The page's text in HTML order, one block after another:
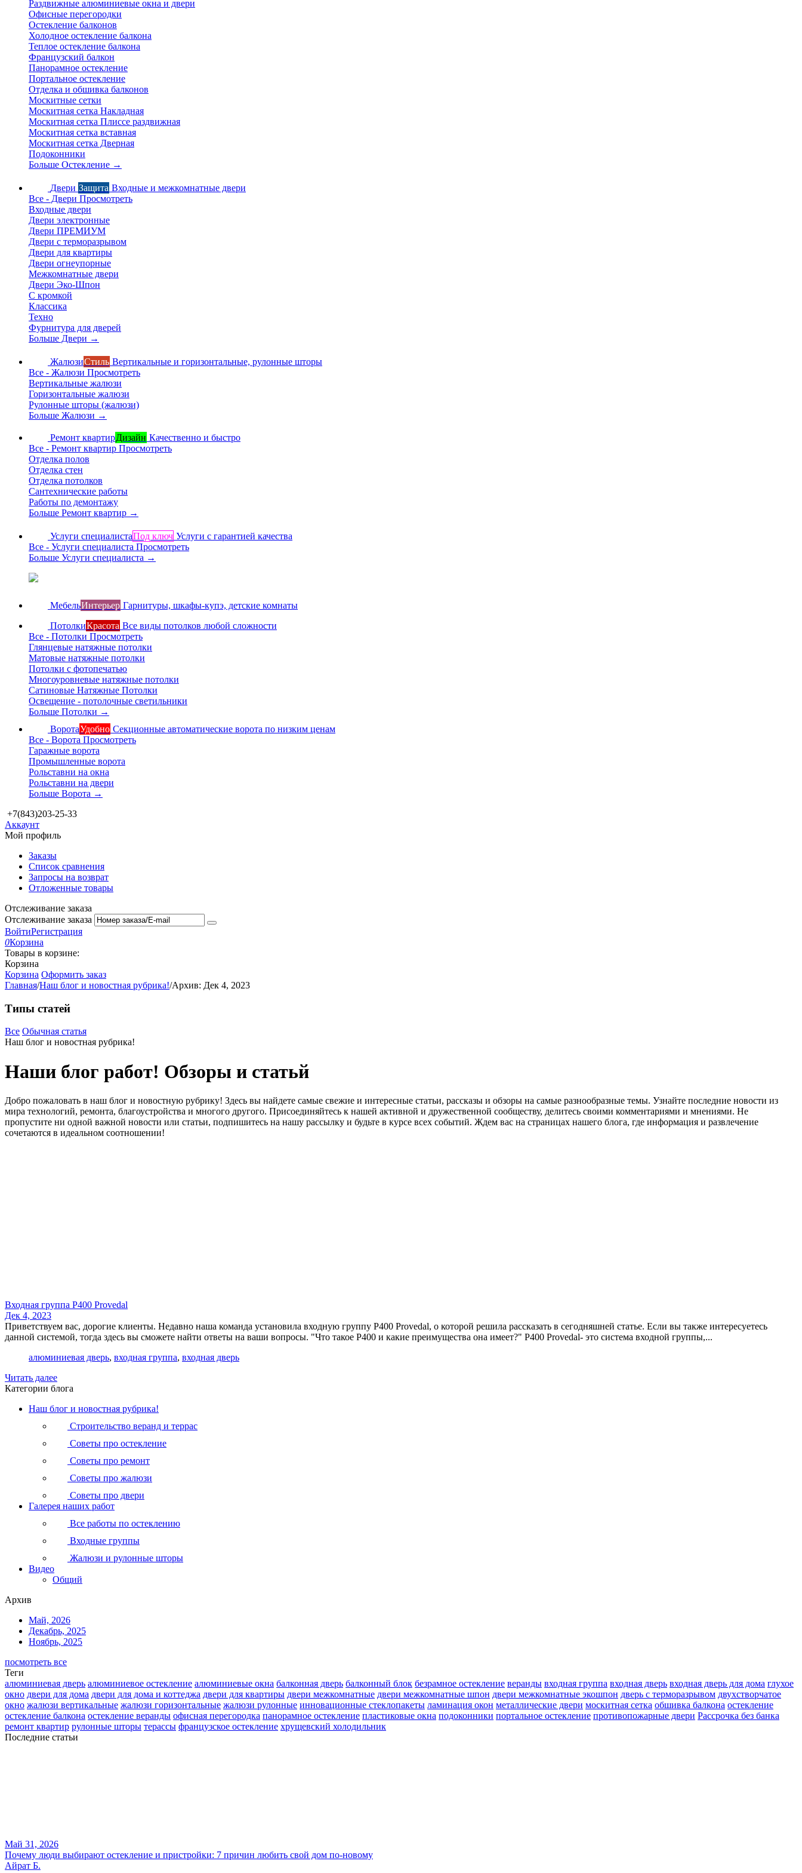
Раздвижные алюминиевые окна и двери
Офисные перегородки
Остекление балконов
Холодное остекление балкона
Теплое остекление балкона
Французский балкон
Панорамное остекление
Портальное остекление
Отделка и обшивка балконов
Москитные сетки
Москитная сетка Накладная
Москитная сетка Плиссе раздвижная
Москитная сетка вставная
Москитная сетка Дверная
Подоконники
Больше Остекление →
Двери Защита Входные и межкомнатные двери
Все - Двери Просмотреть
Входные двери
Двери электронные
Двери ПРЕМИУМ
Двери с терморазрывом
Двери для квартиры
Двери огнеупорные
Межкомнатные двери
Двери Эко-Шпон
С кромкой
Классика
Техно
Фурнитура для дверей
Больше Двери →
ЖалюзиСтиль Вертикальные и горизонтальные, рулонные шторы
Все - Жалюзи Просмотреть
Вертикальные жалюзи
Горизонтальные жалюзи
Рулонные шторы (жалюзи)
Больше Жалюзи →
Ремонт квартирДизайн Качественно и быстро
Все - Ремонт квартир Просмотреть
Отделка полов
Отделка стен
Отделка потолков
Сантехнические работы
Работы по демонтажу
Больше Ремонт квартир →
Услуги специалистаПод ключ Услуги с гарантией качества
Все - Услуги специалиста Просмотреть
Больше Услуги специалиста →
МебельИнтерьер Гарнитуры, шкафы-купэ, детские комнаты
ПотолкиКрасота Все виды потолков любой сложности
Все - Потолки Просмотреть
Глянцевые натяжные потолки
Матовые натяжные потолки
Потолки с фотопечатью
Многоуровневые натяжные потолки
Сатиновые Натяжные Потолки
Освещение - потолочные светильники
Больше Потолки →
ВоротаУдобно Секционные автоматические ворота по низким ценам
Все - Ворота Просмотреть
Гаражные ворота
Промышленные ворота
Рольставни на окна
Рольставни на двери
Больше Ворота →
+7(843)203-25-33
Аккаунт
Мой профиль
Заказы
Список сравнения
Запросы на возврат
Отложенные товары
Отслеживание заказа
Отслеживание заказа
ВойтиРегистрация
0Корзина
Товары в корзине:
Корзина
Корзина Оформить заказ
Главная/Наш блог и новостная рубрика!/Архив: Дек 4, 2023
Типы статей
Все Обычная статья
Наш блог и новостная рубрика!
Наши блог работ! Обзоры и статьй
Добро пожаловать в наш блог и новостную рубрику! Здесь вы найдете самые свежие и интересные статьи, рассказы и обзоры на самые разнообразные темы. Узнайте последние новости из
мира технологий, ремонта, благоустройства и многого другого. Присоединяйтесь к нашей активной и дружественной сообществу, делитесь своими комментариями и мнениями. Не
пропустите ни одной важной новости или статьи, подпишитесь на нашу рассылку и будьте в курсе всех событий. Ждем вас на страницах нашего блога, где информация и развлечение
сочетаются в идеальном соотношении!
Входная группа Р400 Provedal
Дек 4, 2023
Приветствуем вас, дорогие клиенты. Недавно наша команда установила входную группу Р400 Provedal, о которой решила рассказать в сегодняшней статье. Если вы также интересуетесь
данной системой, тогда здесь вы сможете найти ответы на ваши вопросы. "Что такое Р400 и какие преимущества она имеет?" Р400 Provedal- это система входной группы,...
алюминиевая дверь, входная группа, входная дверь
Читать далее
Категории блога
Наш блог и новостная рубрика!
Строительство веранд и террас
Советы про остекление
Советы про ремонт
Советы про жалюзи
Советы про двери
Галерея наших работ
Все работы по остеклению
Входные группы
Жалюзи и рулонные шторы
Видео
Общий
Архив
Май, 2026
Декабрь, 2025
Ноябрь, 2025
посмотреть все
Теги
алюминиевая дверь алюминиевое остекление алюминиевые окна балконная дверь балконный блок безрамное остекление веранды входная группа входная дверь входная дверь для дома глухое
окно двери для дома двери для дома и коттеджа двери для квартиры двери межкомнатные двери межкомнатные шпон двери межкомнатные экошпон дверь с терморазрывом двухстворчатое
окно жалюзи вертикальные жалюзи горизонтальные жалюзи рулонные инновационные стеклопакеты ламинация окон металлические двери москитная сетка обшивка балкона остекление
остекление балкона остекление веранды офисная перегородка панорамное остекление пластиковые окна подоконники портальное остекление противопожарные двери Рассрочка без банка
ремонт квартир рулонные шторы терассы французское остекление хрущевский холодильник
Последние статьи
Май 31, 2026
Почему люди выбирают остекление и пристройки: 7 причин любить свой дом по-новому
Айрат Б.